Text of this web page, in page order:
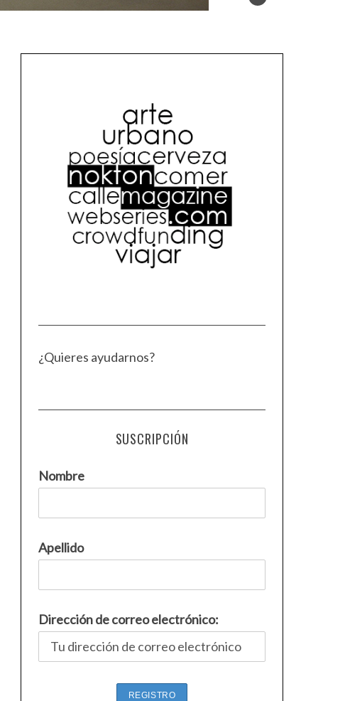
¿Quieres ayudarnos?
SUSCRIPCIÓN
Nombre
Apellido
Dirección de correo electrónico: